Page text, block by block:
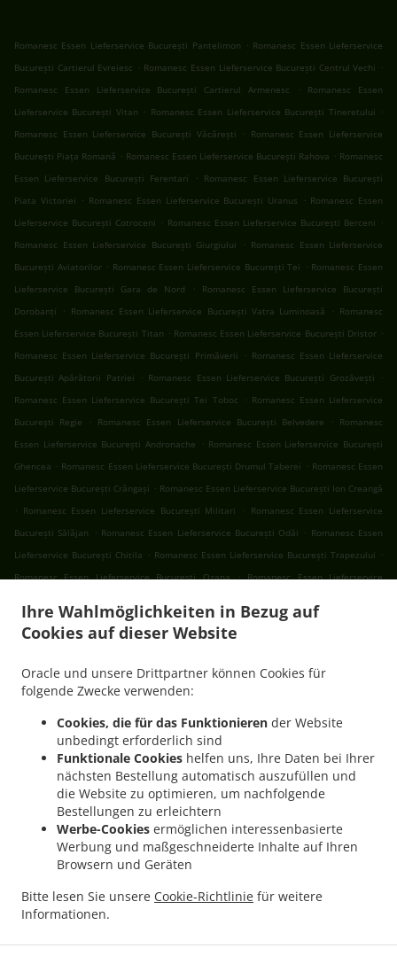
Ihre Wahlmöglichkeiten in Bezug auf
Cookies auf dieser Website
Oracle und unsere Drittpartner können Cookies für
folgende Zwecke verwenden:
Cookies, die für das Funktionieren der Website
unbedingt erforderlich sind
Funktionale Cookies helfen uns, Ihre Daten bei Ihrer
nächsten Bestellung automatisch auszufüllen und
die Website zu optimieren, um nachfolgende
Bestellungen zu erleichtern
Werbe-Cookies ermöglichen interessenbasierte
Werbung und maßgeschneiderte Inhalte auf Ihren
Browsern und Geräten
Bitte lesen Sie unsere Cookie-Richtlinie für weitere
Informationen.
Romanesc Essen Lieferservice București Pantelimon . Romanesc Essen Lieferservice
București Cartierul Evreiesc . Romanesc Essen Lieferservice București Centrul Vechi .
Romanesc Essen Lieferservice București Cartierul Armenesc
.
Romanesc Essen
Lieferservice București Vitan . Romanesc Essen Lieferservice București Tineretului .
Romanesc Essen Lieferservice București Văcărești
. Romanesc Essen Lieferservice
București Piața Romană . Romanesc Essen Lieferservice București Rahova . Romanesc
Essen Lieferservice București Ferentari
. Romanesc Essen Lieferservice București
Piata Victoriei . Romanesc Essen Lieferservice București Uranus . Romanesc Essen
Lieferservice București Cotroceni . Romanesc Essen Lieferservice București Berceni .
Romanesc Essen Lieferservice București Giurgiului
. Romanesc Essen Lieferservice
București Aviatorilor . Romanesc Essen Lieferservice București Tei . Romanesc Essen
Lieferservice București Gara de Nord
.
Romanesc Essen Lieferservice București
Dorobanți
. Romanesc Essen Lieferservice București Vatra Luminoasă . Romanesc
Essen Lieferservice București Titan . Romanesc Essen Lieferservice București Dristor .
Romanesc Essen Lieferservice București Primăverii
. Romanesc Essen Lieferservice
București Apărătorii Patriei
. Romanesc Essen Lieferservice București Grozăvești
.
Romanesc Essen Lieferservice București Tei Toboc
. Romanesc Essen Lieferservice
București Regie
. Romanesc Essen Lieferservice București Belvedere . Romanesc
Essen Lieferservice București Andronache
. Romanesc Essen Lieferservice București
Ghencea . Romanesc Essen Lieferservice București Drumul Taberei . Romanesc Essen
Lieferservice București Crângași . Romanesc Essen Lieferservice București Ion Creangă
. Romanesc Essen Lieferservice București Militari . Romanesc Essen Lieferservice
București Sălăjan
. Romanesc Essen Lieferservice București Odăi . Romanesc Essen
Lieferservice București Chitila . Romanesc Essen Lieferservice București Trapezului .
Romanesc Essen Lieferservice București Ozana
. Romanesc Essen Lieferservice
Romanesc Essen Lieferservice București Aviației
. Romanesc Essen Lieferservice
.
Essen Lieferservice București Băneasa
Romanesc Essen Lieferservice București
Sector 3
Romanesc Essen Lieferservice București Sector 4
Romanesc Essen Lieferservice București Sector 5
.
București Sector 6
Romanesc Essen Lieferservice București Fundeni
Romanesc
Essen Lieferservice București .
Romanesc Essen Lieferservice Popești-Leordeni Sector
Romanesc Essen Lieferservice Popești-Leordeni Sector 4 . Romanesc Essen
Lieferservice Popești-Leordeni
.
Romanesc Essen Lieferservice Dobroești Sector 2
. Romanesc Essen Lieferservice
. Romanesc Essen Lieferservice Voluntari Pipera
Essen Lieferservice Măgurele